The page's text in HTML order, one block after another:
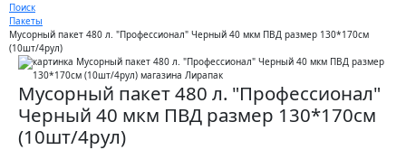
Поиск
Пакеты
Мусорный пакет 480 л. "Профессионал" Черный 40 мкм ПВД размер 130*170см
(10шт/4рул)
Мусорный пакет 480 л. "Профессионал"
Черный 40 мкм ПВД размер 130*170см
(10шт/4рул)